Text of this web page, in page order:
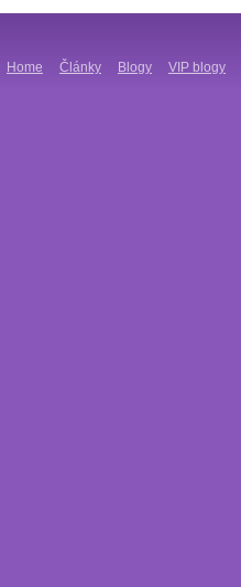
Home Články Blogy VIP blogy